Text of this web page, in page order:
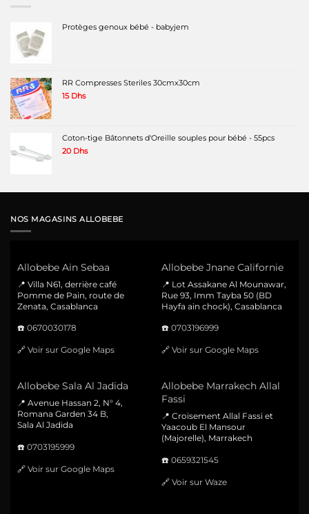
Protèges genoux bébé - babyjem
RR Compresses Steriles 30cmx30cm
15 Dhs
Coton-tige Bâtonnets d'Oreille souples pour bébé - 55pcs
20 Dhs
NOS MAGASINS ALLOBEBE
Allobebe Ain Sebaa
📍 Villa N61, derrière café
Pomme de Pain, route de
Zenata, Casablanca
☎️ 0670030178
🔗 Voir sur Google Maps
Allobebe Jnane Californie
📍 Lot Assakane Al Mounawar,
Rue 93, Imm Tayba 50 (BD
Hayfa ain chock), Casablanca
☎️ 0703196999
🔗 Voir sur Google Maps
Allobebe Sala Al Jadida
📍 Avenue Hassan 2, N° 4,
Romana Garden 34 B,
Sala Al Jadida
☎️ 0703195999
🔗 Voir sur Google Maps
Allobebe Marrakech Allal
Fassi
📍 Croisement Allal Fassi et
Yaacoub El Mansour
(Majorelle), Marrakech
☎️ 0659321545
🔗 Voir sur Waze